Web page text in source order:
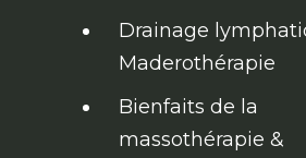
Drainage
Maderothérapie
Bienfaits de la
massothérapie &